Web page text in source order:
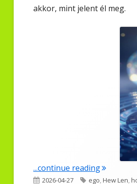
akkor, mint jelent él meg.
...continue reading"Kíváncsi"
Published
2026-04-27 Tags
ego,Hew Len,